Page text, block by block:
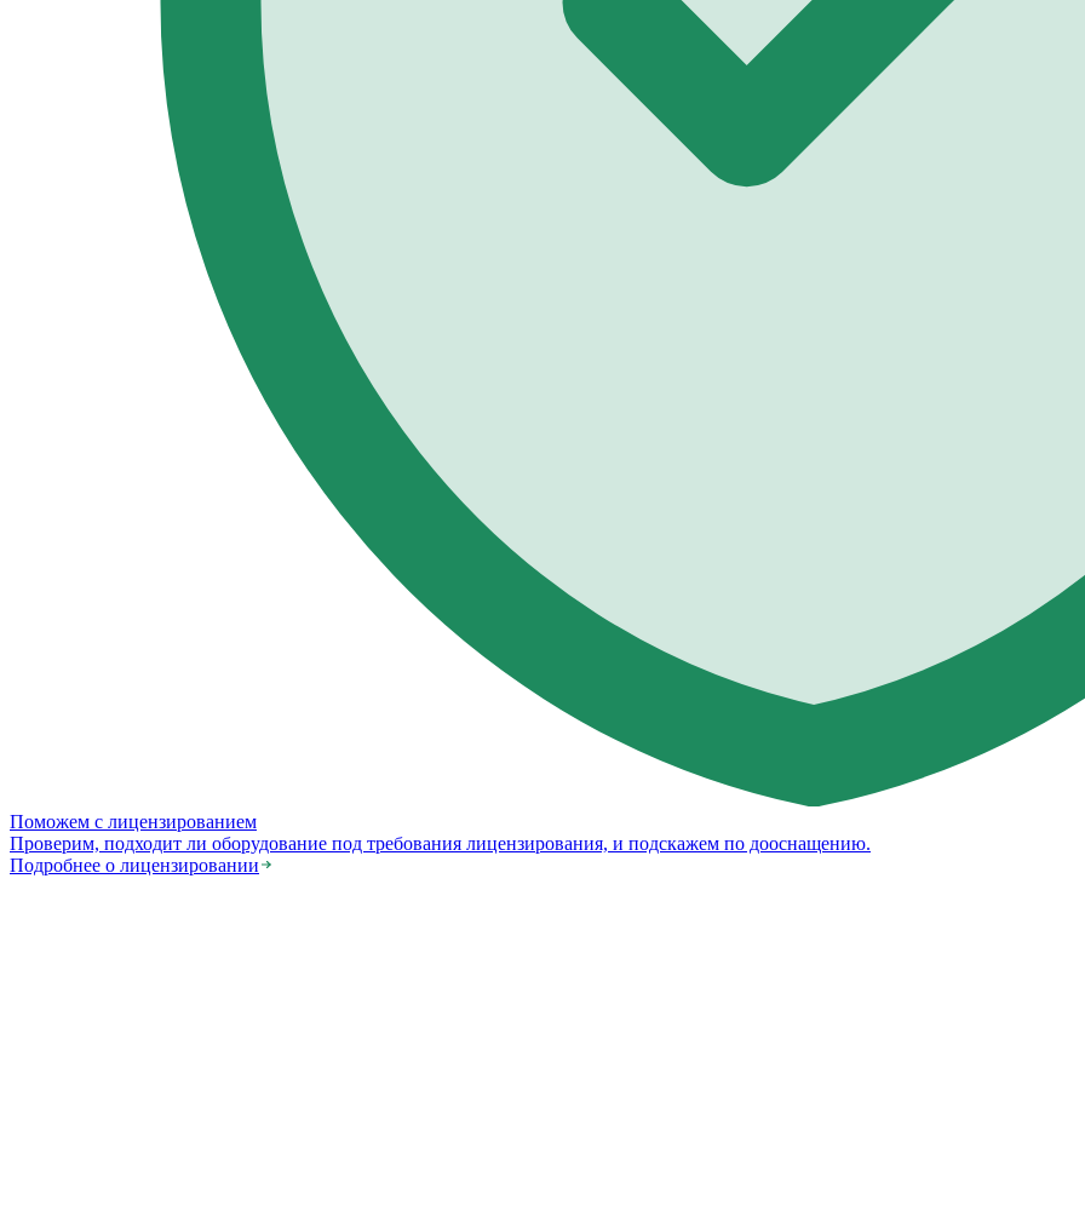
Поможем с лицензированием
Проверим, подходит ли оборудование под требования лицензирования, и подскажем по дооснащению.
Подробнее о лицензировании